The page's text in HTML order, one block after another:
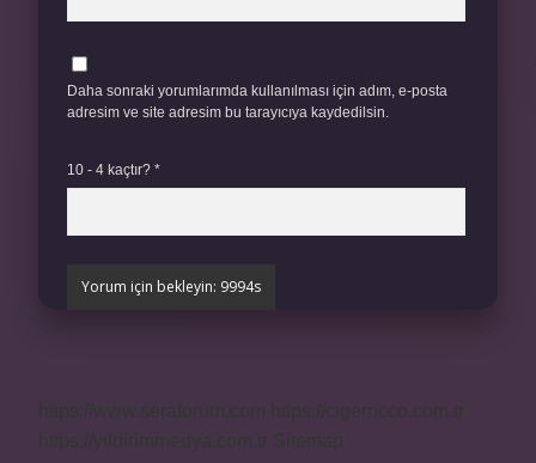
Daha sonraki yorumlarımda kullanılması için adım, e-posta
adresim ve site adresim bu tarayıcıya kaydedilsin.
10 - 4 kaçtır? *